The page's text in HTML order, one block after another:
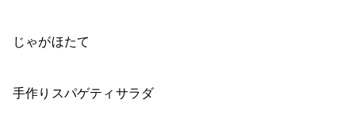
じゃがほたて
手作りスパゲティサラダ